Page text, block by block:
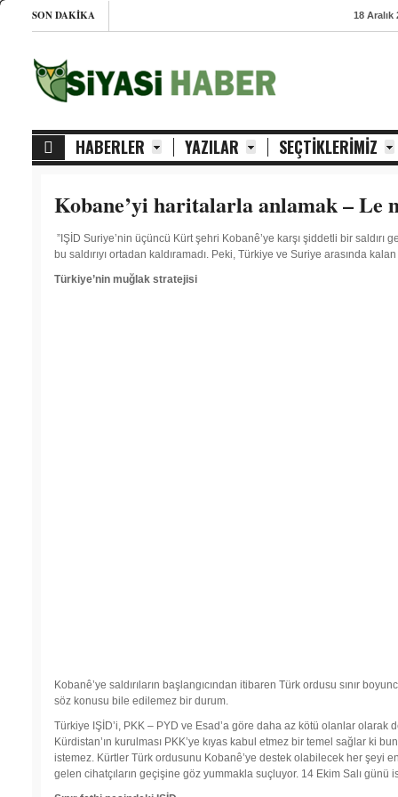
SON DAKIKA 18 Aralık
HABERLER YAZILAR SEÇTIKLERIMIZ
Kobane’yi haritalarla anlamak – Le
”IŞİD Suriye’nin üçüncü Kürt şehri Kobanê’ye karşı şiddetli bir saldırı
bu saldırıyı ortadan kaldıramadı. Peki, Türkiye ve Suriye arasında
Türkiye’nin muğlak stratejisi
Kobanê’ye saldırıların başlangıcından itibaren Türk ordusu sınır
söz konusu bile edilemez bir durum.
Türkiye IŞİD’i, PKK – PYD ve Esad’a göre daha az kötü olanlar olarak
Kürdistan’ın kurulması PKK’ye kıyas kabul etmez bir temel sağlar ki
istemez. Kürtler Türk ordusunu Kobanê’ye destek olabilecek her şeyi
gelen cihatçıların geçişine göz yummakla suçluyor. 14 Ekim Salı günü